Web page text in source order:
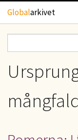
Hoppa till
Globalarkivet
TIDSKRIFTER